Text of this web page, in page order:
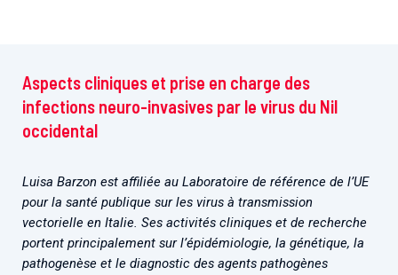
Aspects cliniques et prise en charge des
infections neuro-invasives par le virus du Nil
occidental
Luisa Barzon est affiliée au Laboratoire de référence de l’UE
pour la santé publique sur les virus à transmission
vectorielle en Italie. Ses activités cliniques et de recherche
portent principalement sur l’épidémiologie, la génétique, la
pathogenèse et le diagnostic des agents pathogènes